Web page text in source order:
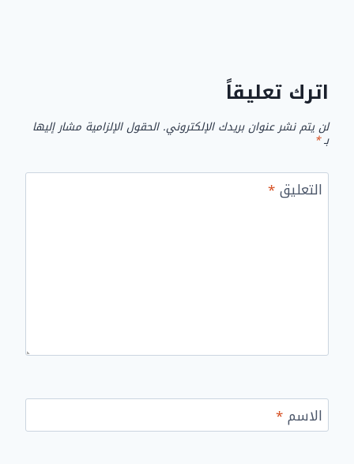
اترك تعليقاً
لن يتم نشر عنوان بريدك الإلكتروني. الحقول الإلزامية مشار إليها
بـ*
التعليق*
الاسم*